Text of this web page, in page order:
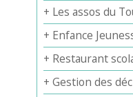
Office 365
+ Les assos du
+ Enfance
+ Restaurant
+ Gestion des